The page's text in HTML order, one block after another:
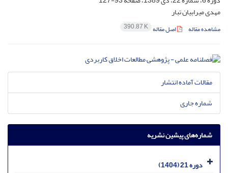
مهدی میرابیان تبار
مشاهده مقاله اصل مقاله 390.87 K
مقالات آماده انتشار
شماره جاری
شماره‌های پیشین نشریه
دوره 21 (1404)